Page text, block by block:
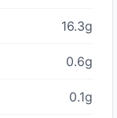
16.3g
0.6g
0.1g